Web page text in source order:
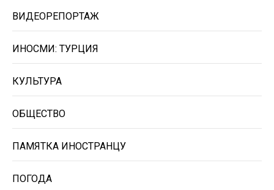
ВИДЕОРЕПОРТАЖ
ИНОСМИ: ТУРЦИЯ
КУЛЬТУРА
ОБЩЕСТВО
ПАМЯТКА ИНОСТРАНЦУ
ПОГОДА